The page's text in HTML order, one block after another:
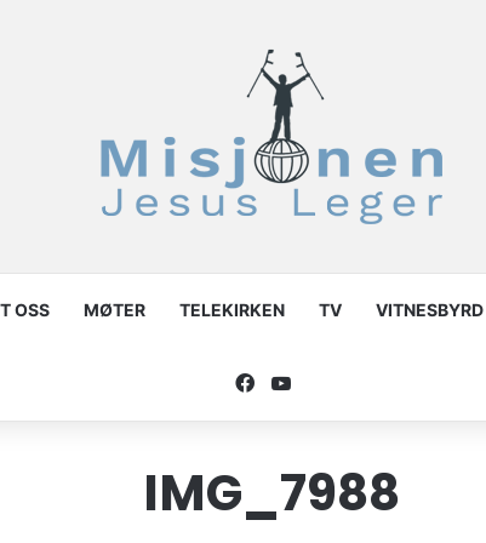
OSS MØTER TELEKIRKEN TV VITNESBYRD
Facebook
YouTube
IMG_7988